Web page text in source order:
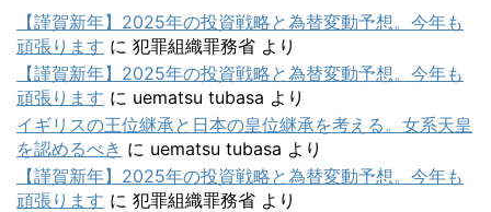
【謹賀新年】2025年の投資戦略と為替変動予想。今年も
頑張ります に 犯罪組織罪務省 より
【謹賀新年】2025年の投資戦略と為替変動予想。今年も
頑張ります に uematsu tubasa より
イギリスの王位継承と日本の皇位継承を考える。女系天皇
を認めるべき に uematsu tubasa より
【謹賀新年】2025年の投資戦略と為替変動予想。今年も
頑張ります に 犯罪組織罪務省 より